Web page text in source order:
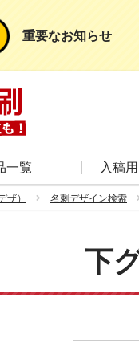
重要なお知らせ
一覧 入稿
ザ） 名刺デザイン検索
下